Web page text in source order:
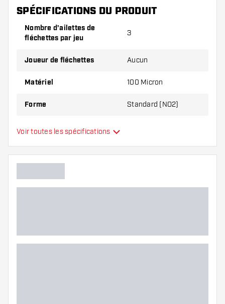
Essayez une forme, un matériau ou une
épaisseur différents des ailettes pour découvrir
SPÉCIFICATIONS DU PRODUIT
Nombre d'ailettes de
fléchettes par jeu
3
Joueur de fléchettes Aucun
Matériel 100 Micron
Forme Standard (NO2)
Type
Flexibilité
Voir toutes les spécifications